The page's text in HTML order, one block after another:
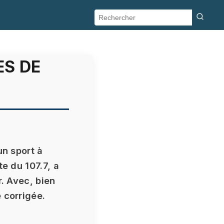
DE
sport à
du 107.7, a
Avec, bien
corrigée.